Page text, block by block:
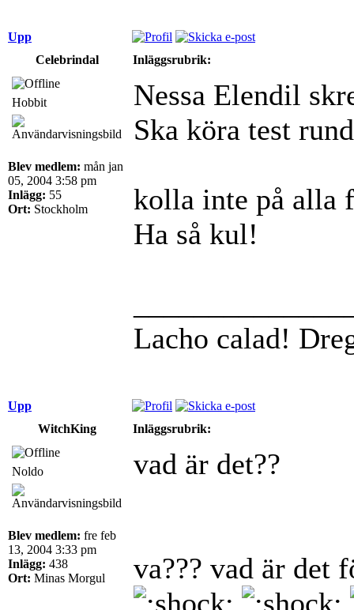
Upp
Celebrindal
Inläggsrubrik:
Hobbit
Blev medlem: mån jan
05, 2004 3:58 pm
Inlägg: 55
Ort: Stockholm
Nessa Elendil
Ska köra test
kolla inte på alla
Ha så kul!
Lacho calad!
Upp
WitchKing
Inläggsrubrik:
Noldo
Blev medlem: fre feb
13, 2004 3:33 pm
Inlägg: 438
Ort: Minas Morgul
vad är det??
va??? vad är det